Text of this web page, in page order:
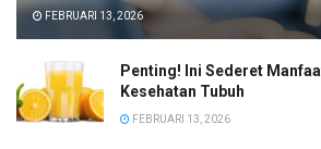
FEBRUARI 13, 2026
Penting! Ini Sederet
Kesehatan Tubuh
FEBRUARI 13, 2026